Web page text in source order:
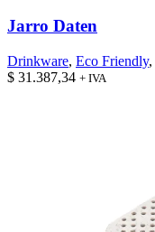
Jarro Daten
Drinkware, Eco Friendly,
$ 31.387,34 + IVA